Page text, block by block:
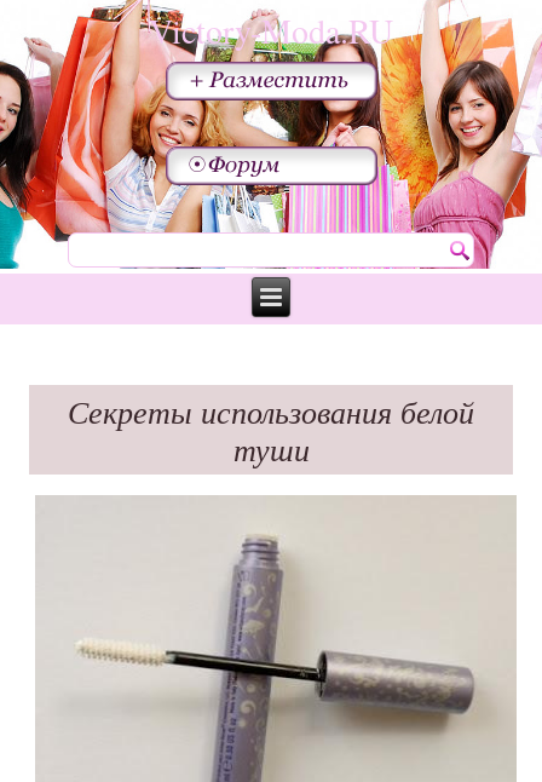
Victory-Moda.RU
Секреты использования белой
туши